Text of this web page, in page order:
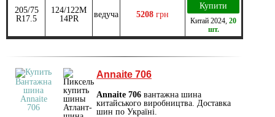
205/75
R17.5
124/122M
14PR
ведуча 5208 грн
Купити
Китай 2024 20
шт.
Annaite 706
Annaite 706 вантажна шина
китайського виробництва. Доставка
шин по Україні.